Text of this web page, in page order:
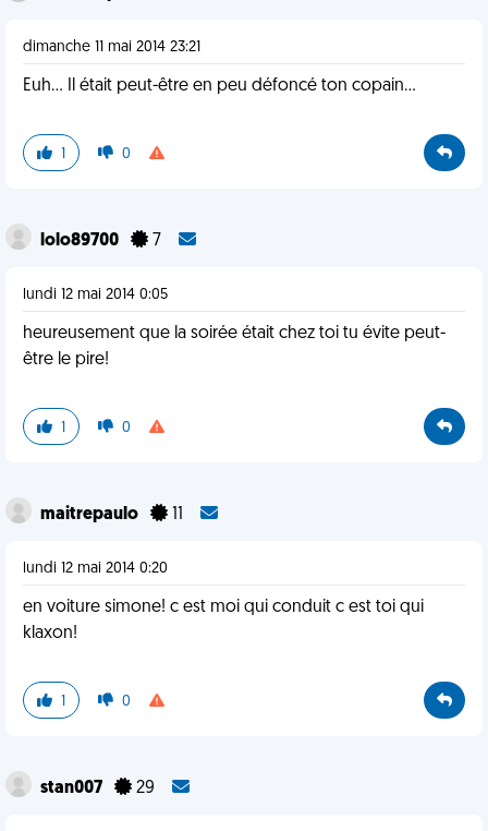
dimanche 11 mai 2014 23:21
Euh... Il était peut-être en peu défoncé ton copain...
1 0
lolo89700 7
lundi 12 mai 2014 0:05
heureusement que la soirée était chez toi tu évite peut-
être le pire!
1 0
maitrepaulo
lundi 12 mai 2014 0:20
en voiture simone! c est moi qui conduit c est toi qui
klaxon!
1 0
stan007 29